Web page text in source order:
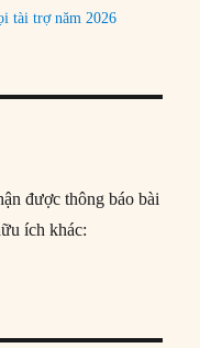
tài trợ năm 2026
được thông báo bài
ích khác: